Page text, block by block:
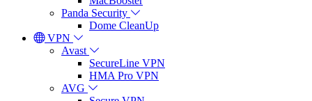
Panda Security
Dome CleanUp
VPN
Avast
SecureLine VPN
HMA Pro VPN
AVG